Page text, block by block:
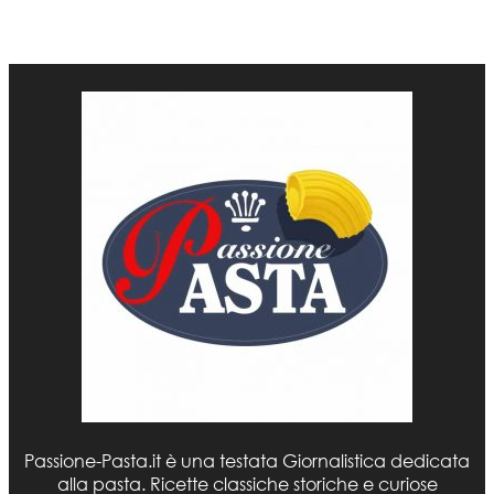
Passione-Pasta.it è una testata Giornalistica dedicata
alla pasta. Ricette classiche storiche e curiose